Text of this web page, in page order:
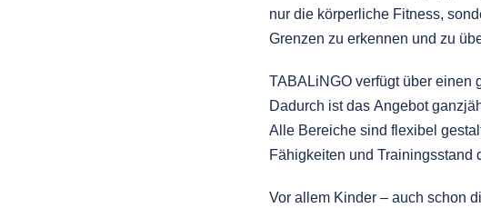
nur die körperliche Fitness,
Grenzen zu erkennen und zu
TABALiNGO verfügt über
Dadurch ist das Angebot
Alle Bereiche sind flexibel
Fähigkeiten und Trainingsstand
Vor allem Kinder – auch schon